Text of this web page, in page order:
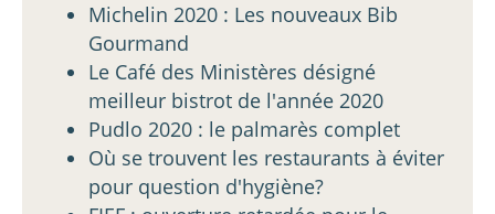
Michelin 2020 : Les nouveaux Bib
Gourmand
Le Café des Ministères désigné
meilleur bistrot de l'année 2020
Pudlo 2020 : le palmarès complet
Où se trouvent les restaurants à éviter
pour question d'hygiène?